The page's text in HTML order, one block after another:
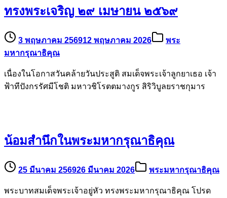
ทรงพระเจริญ ๒๙ เมษายน ๒๕๖๙
3 พฤษภาคม 256912 พฤษภาคม 2026
พระ
มหากรุณาธิคุณ
เนื่องในโอกาสวันคล้ายวันประสูติ สมเด็จพระเจ้าลูกยาเธอ เจ้า
ฟ้าทีปังกรรัศมีโชติ มหาวชิโรตตมางกูร สิริวิบูลยราชกุมาร
น้อมสำนึกในพระมหากรุณาธิคุณ
25 มีนาคม 256926 มีนาคม 2026 พระมหากรุณาธิคุณ
พระบาทสมเด็จพระเจ้าอยู่หัว ทรงพระมหากรุณาธิคุณ โปรด